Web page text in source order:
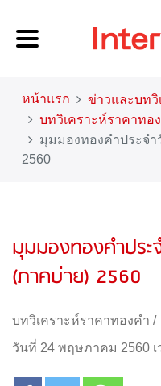
หน้าแรก
ข่าวและบทวิ
บทวิเคราะห์ราคาทอ
มุมมองทองคำประจ
2560
มุมมองทองคำปร
(ภาคบ่าย) 2560
บทวิเคราะห์ราคาทองคำ /
วันที่ 24 พฤษภาคม 2560 เ